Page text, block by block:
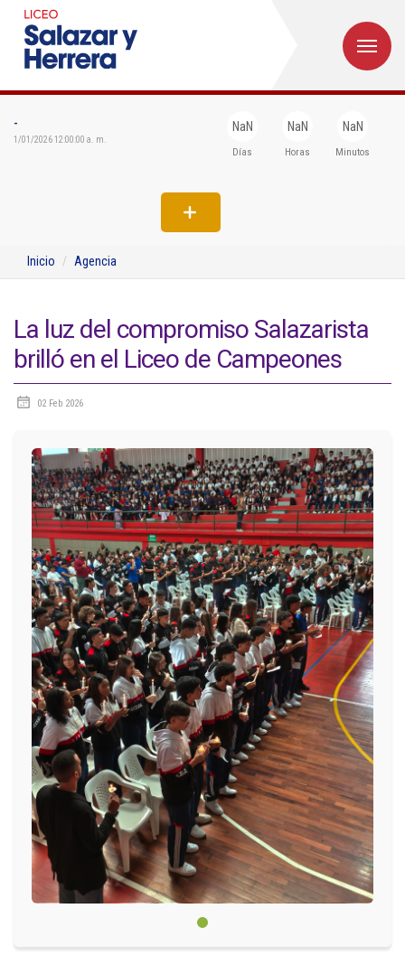
-
1/01/2026 12:00:00 a. m.
NaN
Días
NaN
Horas
NaN
Minutos
Inicio Agencia
La luz del compromiso Salazarista
brilló en el Liceo de Campeones
02 Feb 2026
Formación
Departamentos
Extensión
Bienestar
Académico
Padres
Egresados
Pagos
PQRSF
Comunícate con nosotros
Línea de Atención al Cliente
+574 460 07 07
Cl 42 C 86-17
Medellín - Colombia - Suramérica
Denuncia de Corrupción y Sobornos